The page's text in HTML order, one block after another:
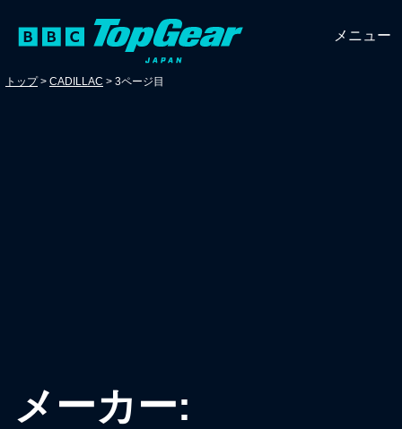
メニュー
トップ > CADILLAC > 3ページ目
メーカー: